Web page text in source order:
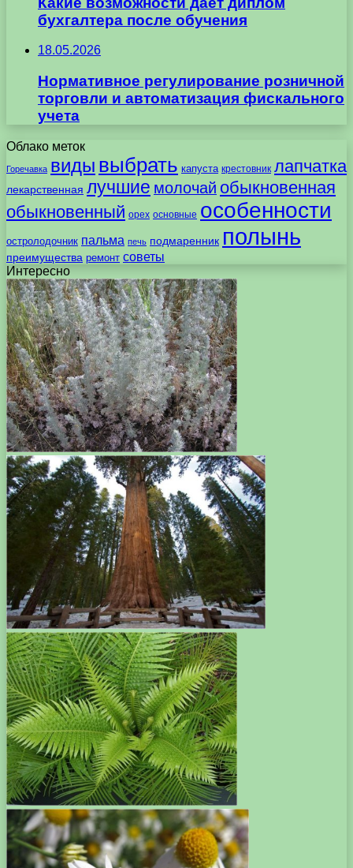
бухгалтера после обучения
18.05.2026
Нормативное регулирование розничной
торговли и автоматизация фискального
учета
Облако меток
Горечавка виды выбрать капуста крестовник лапчатка
лекарственная лучшие молочай обыкновенная
обыкновенный орех основные особенности
остролодочник пальма печь подмаренник полынь
преимущества ремонт советы
Интересно